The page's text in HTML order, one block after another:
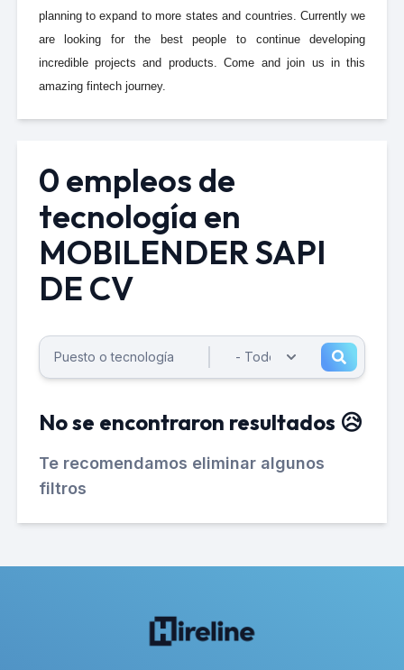
planning to expand to more states and countries. Currently we
are looking for the best people to continue developing
incredible projects and products. Come and join us in this
amazing fintech journey.
0 empleos de
tecnología en
MOBILENDER SAPI
DE CV
No se encontraron resultados 😥
Te recomendamos eliminar algunos
filtros